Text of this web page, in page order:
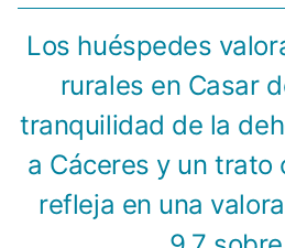
Los huéspedes
rurales en Casar
tranquilidad de la
a Cáceres y un trato
refleja en una